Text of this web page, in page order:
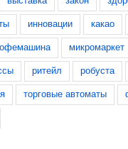
инновации какао
микромаркет
ритейл робуста
торговые автоматы